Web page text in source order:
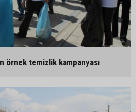
örnek temizlik kampanyası